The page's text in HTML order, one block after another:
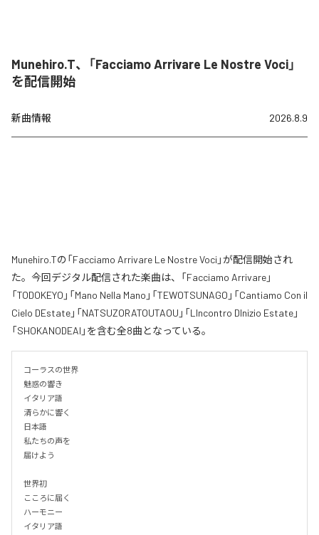
Munehiro.T、「Facciamo Arrivare Le Nostre Voci」
を配信開始
新曲情報 2026.8.9
Munehiro.Tの「Facciamo Arrivare Le Nostre Voci」が配信開始され
た。今回デジタル配信された楽曲は、「Facciamo Arrivare」
「TODOKEYO」「Mano Nella Mano」「TEWOTSUNAGO」「Cantiamo Con il
Cielo DEstate」「NATSUZORATOUTAOU」「LIncontro DInizio Estate」
「SHOKANODEAI」を含む全8曲となっている。
コーラスの世界
魅惑の響き
イタリア語
清らかに響く
日本語
私たちの声を
届けよう
世界初
こころに届く
ハーモニー
イタリア語